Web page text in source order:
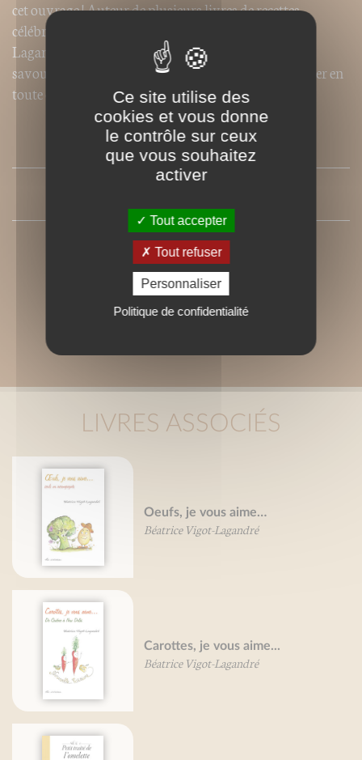
cet ouvrage ! Auteur de plusieurs livres de recettes
célébrant les fruits et les légumes, Béatrice Vigot-
Lagandré vous présente ici 65 recettes simples et
savoureuses… pour épater famille et amis et se régaler en
toute occasion.
SOMMAIRE
LIVRES ASSOCIÉS
Oeufs, je vous aime…
Béatrice Vigot-Lagandré
Carottes, je vous aime...
Béatrice Vigot-Lagandré
Ce site utilise des
cookies et vous donne
le contrôle sur ceux
que vous souhaitez
activer
Tout accepter
Tout refuser
Personnaliser
Politique de confidentialité